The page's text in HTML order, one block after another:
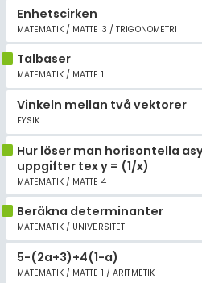
Enhetscirken
MATEMATIK / MATTE 3 / TRIGONOMETRI
Talbaser
MATEMATIK / MATTE 1
Vinkeln mellan två vektorer
FYSIK
Hur löser man horisontella
uppgifter tex y = (1/x)
MATEMATIK / MATTE 4
Beräkna determinanter
MATEMATIK / UNIVERSITET
5-(2a+3)+4(1-a)
MATEMATIK / MATTE 1 / ARITMETIK